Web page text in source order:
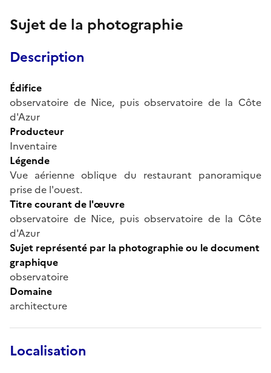
Sujet de la photographie
Description
Édifice
observatoire de Nice, puis observatoire de la Côte
d'Azur
Producteur
Inventaire
Légende
Vue aérienne oblique du restaurant panoramique
prise de l'ouest.
Titre courant de l'œuvre
observatoire de Nice, puis observatoire de la Côte
d'Azur
Sujet représenté par la photographie ou le document
graphique
observatoire
Domaine
architecture
Localisation